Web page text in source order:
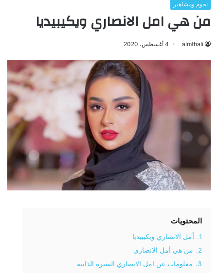
نجوم ومشاهير
من هي امل الانصاري ويكيبيديا
almthali 4 أغسطس، 2020
المحتويات
1.
أمل الانصاري ويكيبيديا
2.
من هي أمل الانصاري
3.
معلومات عن امل الانصاري السيرة الذاتية